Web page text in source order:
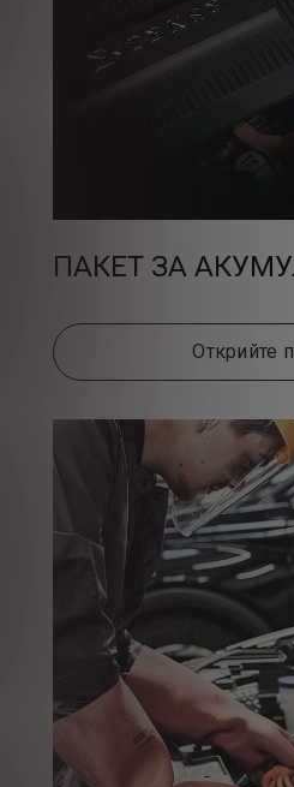
ПАКЕТ ЗА
Открийте